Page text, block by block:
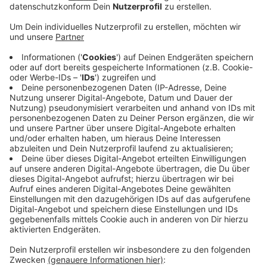
Anzeige
Viele Besucher werden sich heute auch das
Straßenbahndepot Am Steinberg anschauen. Den
ganzen Tag über fahren Shuttle-Bahnen dorthin.
Neben verschiedenen Kirchen haben auch der
Uhrenturm in Grafenberg, der Ringofen in Ludenberg,
die Ulanenkaserne und verschiedene Künstlerhäuser
geöffnet. In der Altstadt können wir in der Maxschule
ein historisches Klassenzimmer besuchen.
https://www.tag-des-offenen-
denkmals.de/laender/nw/kreisfrei/12059/
Anzeige